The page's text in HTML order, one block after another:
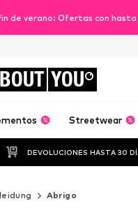
de verano: Ofertas con
YOU
Streetwear
DEVOLUCIONES HASTA 30
Abrigo